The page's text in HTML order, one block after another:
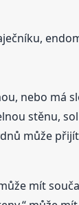
nebo má
stěnu,
může
mít